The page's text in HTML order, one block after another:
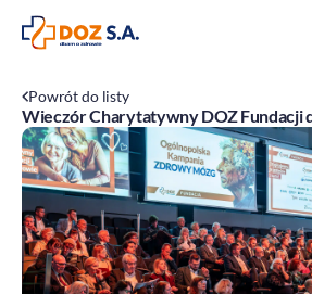
O firmie
Benefity
Oferty pracy
Praca w Centrali
Powrót do listy
Wieczór Charytatywny DOZ Fundacji